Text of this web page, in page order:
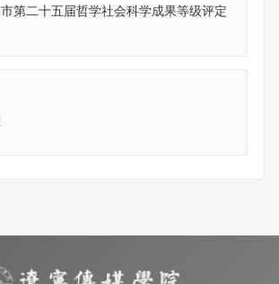
第二十五届哲学社会科学成果等级评定